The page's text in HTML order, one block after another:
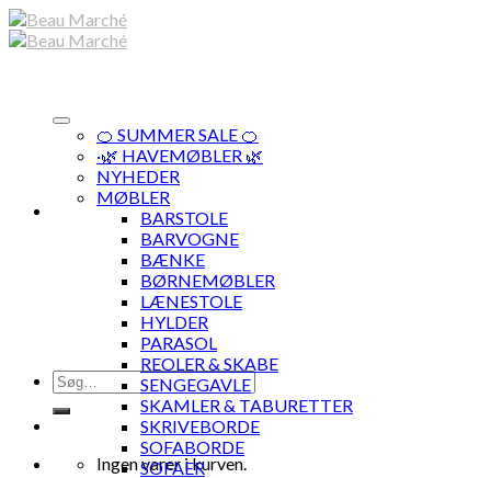
Skip
to
Søg
efter:
Ingen varer i kurven.
🍊 SUMMER SALE 🍊
·🌿 HAVEMØBLER 🌿
NYHEDER
MØBLER
BARSTOLE
BARVOGNE
BÆNKE
BØRNEMØBLER
LÆNESTOLE
HYLDER
PARASOL
REOLER & SKABE
SENGEGAVLE
SKAMLER & TABURETTER
SKRIVEBORDE
SOFABORDE
SOFAER